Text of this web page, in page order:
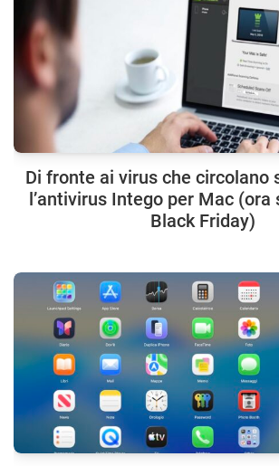
Di fronte ai virus che circolano
l’antivirus Intego per Mac (ora
Black Friday)